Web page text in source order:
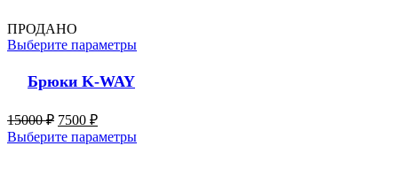
ПРОДАНО
Выберите параметры
Брюки K-WAY
15000₽ 7500 ₽
Выберите параметры